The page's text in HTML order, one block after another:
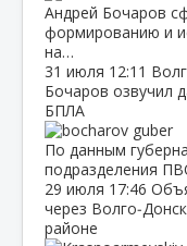
Андрей Бочаров
формированию и
на…
31 июля 12:11
Бочаров озвучил
БПЛА
По данным
подразделения
29 июля 17:46
через
районе